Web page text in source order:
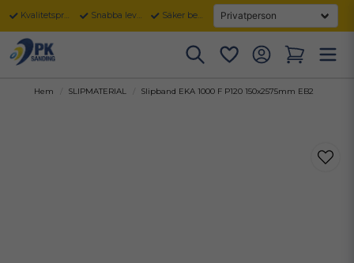
Kvalitetsprodukter Snabba leveranser Säker betalning
Hem SLIPMATERIAL Slipband EKA 1000 F P120 150x2575mm EB2